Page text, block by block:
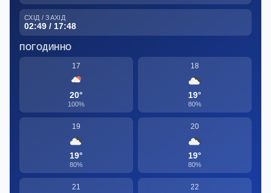
СХІД / ЗАХІД
02:49 / 17:48
ПОГОДИННО
17
20°
100%
18
19°
80%
19
19°
80%
20
19°
80%
21 22